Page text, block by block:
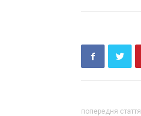
попередня стаття